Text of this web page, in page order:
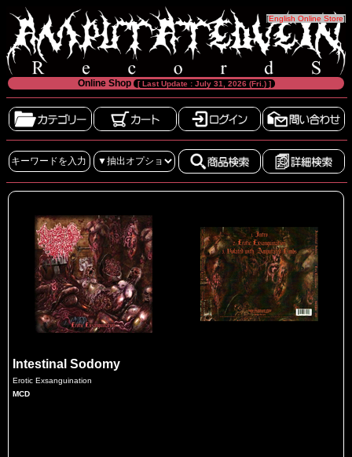
[English Online Store]
Online Shop [ Last Update : July 31, 2026 (Fri.) ]
Intestinal Sodomy
Erotic Exsanguination
MCD